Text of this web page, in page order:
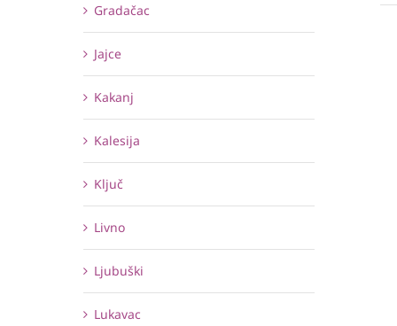
Gradačac
Jajce
Kakanj
Kalesija
Ključ
Livno
Ljubuški
Lukavac